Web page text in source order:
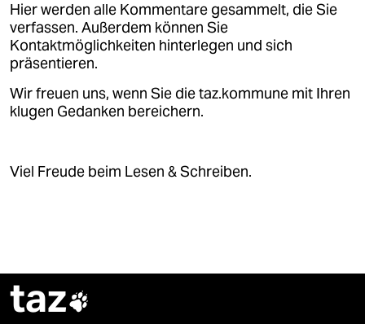
Hier werden alle Kommentare gesammelt, die Sie
verfassen. Außerdem können Sie
Kontaktmöglichkeiten hinterlegen und sich
präsentieren.
Wir freuen uns, wenn Sie die taz.kommune mit Ihren
klugen Gedanken bereichern.
Viel Freude beim Lesen & Schreiben.
taz